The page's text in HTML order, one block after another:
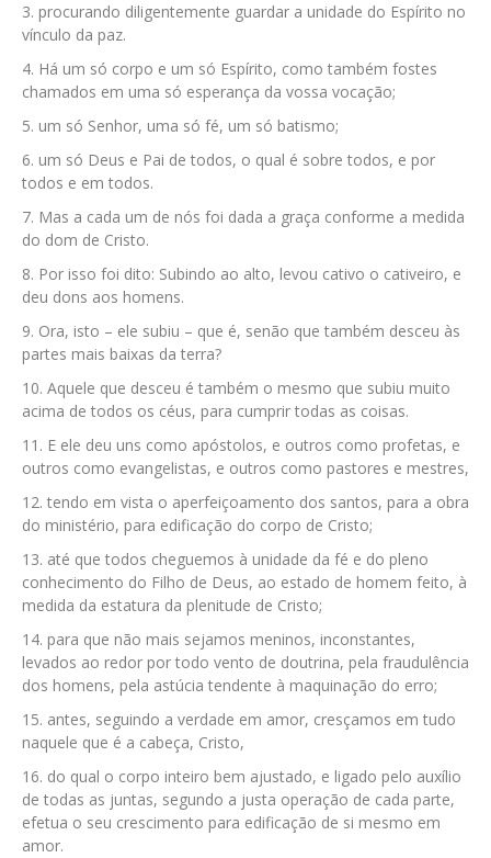
procurando diligentemente guardar a unidade do Espírito no
vínculo da paz.
Há um só corpo e um só Espírito, como também fostes
chamados em uma só esperança da vossa vocação;
um só Senhor, uma só fé, um só batismo;
um só Deus e Pai de todos, o qual é sobre todos, e por
todos e em todos.
Mas a cada um de nós foi dada a graça conforme a medida
do dom de Cristo.
Por isso foi dito: Subindo ao alto, levou cativo o cativeiro, e
deu dons aos homens.
Ora, isto – ele subiu – que é, senão que também desceu às
partes mais baixas da terra?
Aquele que desceu é também o mesmo que subiu muito
acima de todos os céus, para cumprir todas as coisas.
E ele deu uns como apóstolos, e outros como profetas, e
outros como evangelistas, e outros como pastores e mestres,
tendo em vista o aperfeiçoamento dos santos, para a obra
do ministério, para edificação do corpo de Cristo;
até que todos cheguemos à unidade da fé e do pleno
conhecimento do Filho de Deus, ao estado de homem feito, à
medida da estatura da plenitude de Cristo;
para que não mais sejamos meninos, inconstantes,
levados ao redor por todo vento de doutrina, pela fraudulência
dos homens, pela astúcia tendente à maquinação do erro;
antes, seguindo a verdade em amor, cresçamos em tudo
naquele que é a cabeça, Cristo,
do qual o corpo inteiro bem ajustado, e ligado pelo auxílio
de todas as juntas, segundo a justa operação de cada parte,
efetua o seu crescimento para edificação de si mesmo em
amor.